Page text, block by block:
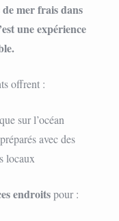
mer frais dans
une expérience
offrent :
sur l’océan
avec des
locaux
endroitspour :